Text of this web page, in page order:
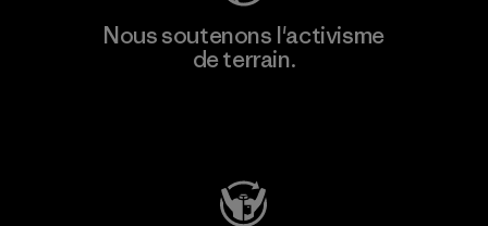
Nous soutenons l'activisme
de terrain.